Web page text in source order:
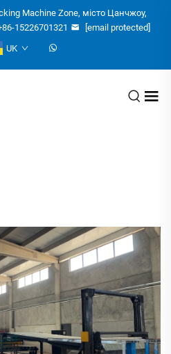
Machine Zone, місто Цанчжоу,
15226701321
[email protected]
UK